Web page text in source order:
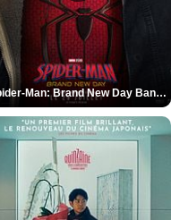
Spider-Man: Brand New Day Bande-annonce VO STFR